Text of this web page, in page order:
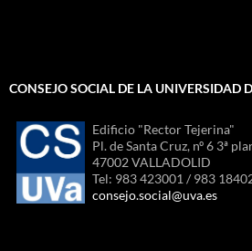
CONSEJO SOCIAL DE LA UNIVERSIDAD
Edificio "Rector Tejerina"
Pl. de Santa Cruz, nº 6 3ª
47002 VALLADOLID
Tel: 983 423001 / 983
consejo.social@uva.es